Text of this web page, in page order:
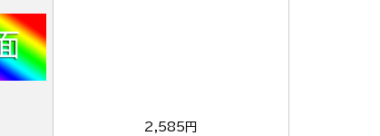
2,585円